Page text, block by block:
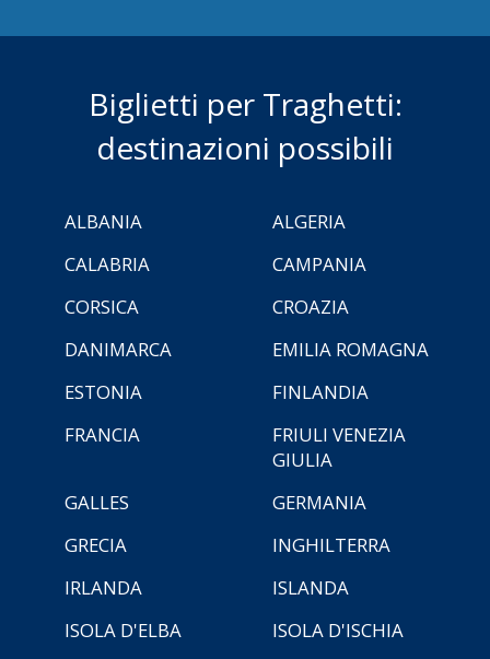
Biglietti per Traghetti:
destinazioni possibili
ALBANIA
ALGERIA
CALABRIA
CAMPANIA
CORSICA
CROAZIA
DANIMARCA
EMILIA ROMAGNA
ESTONIA
FINLANDIA
FRANCIA
FRIULI VENEZIA
GIULIA
GALLES
GERMANIA
GRECIA
INGHILTERRA
IRLANDA
ISLANDA
ISOLA D'ELBA
ISOLA D'ISCHIA